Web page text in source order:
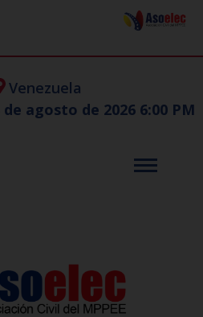
Venezuela
de agosto de 2026 6:00 PM